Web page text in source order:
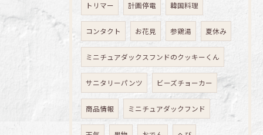
トリマー 計画停電 韓国料理
コンタクト お花見 参鶏湯 夏休み
ミニチュアダックスフンドのクッキーくん
サニタリーパンツ ビーズチョーカー
商品情報 ミニチュアダックフンド